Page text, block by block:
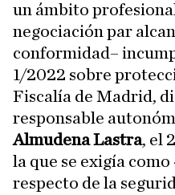
un ámbito
negociación par
conformidad–
1/2022 sobre
Fiscalía de Madrid,
responsable
Almudena Lastra, el
la que se exigía
respecto de la